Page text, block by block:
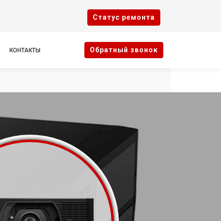
Cтатус ремонта
КОНТАКТЫ Oбратный звонок